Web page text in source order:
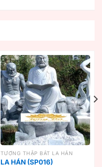
TƯỢNG THẬP BÁT LA HÁN
LA HÁN (SP016)